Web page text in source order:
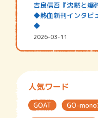
吉良信吾『沈黙と爆
◆熱血新刊インタビ
◆
2026-03-11
人気ワード
GOAT GO-